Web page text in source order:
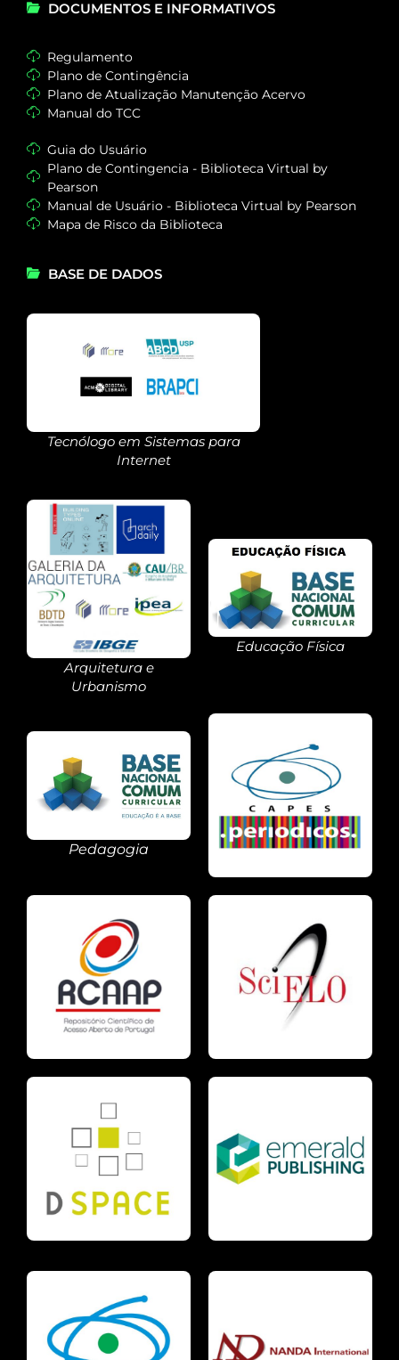
DOCUMENTOS E INFORMATIVOS
Regulamento
Plano de Contingência
Plano de Atualização Manutenção Acervo
Manual do TCC
Guia do Usuário
Plano de Contingencia - Biblioteca Virtual by
Pearson
Manual de Usuário - Biblioteca Virtual by Pearson
Mapa de Risco da Biblioteca
BASE DE DADOS
Tecnólogo em Sistemas para
Internet
Arquitetura e
Urbanismo
Educação Física
Pedagogia